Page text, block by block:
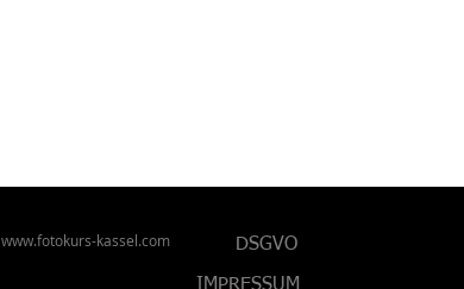
www.fotokurs-kassel.com DSGVO